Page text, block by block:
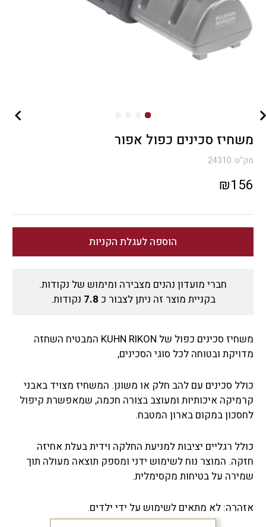
משחיז סכינים כפול אפור
מק"ט: 24310
₪156
הוספה לעגלת הקניות
חברי מועדון נהנים מצבירה ומימוש של נקודות.
בקניית מוצר זה ניתן לצבור כ 7.8 נקודות.
משחיז סכינים כפול של KUHN RIKON המבטיח השחזה
מדויקת ובטוחה לכל סוגי הסכינים,
כולל סכינים עם להב חלק או משונן. המשחיז מצויד באבני
קרמיקה איכותיות ומעוצב בצורה חכמה, שמאפשרת קיפול
לחסכון במקום בארון המטבח.
כולל רגליים יציבות למניעת החלקה וידית בעלת אחיזה
חזקה. המוצר נוח לשימוש ידני ומספק תוצאה מעולה תוך
שמירה על בטיחות מקסימלית.
אזהרה: לא מתאים לשימוש על ידי ילדים.